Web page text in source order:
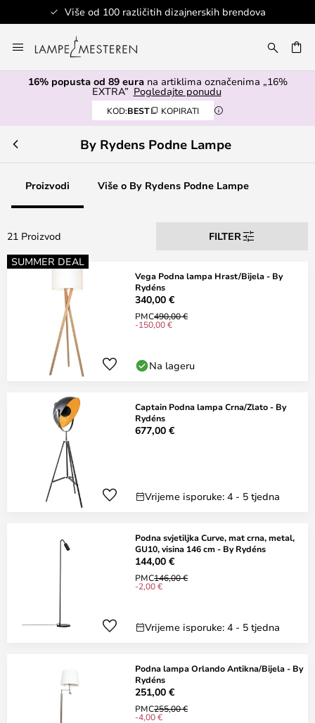
Više od 100 različitih dizajnerskih brendova
to
Content
16% popusta od 89 eurana artiklima označenima „16%
EXTRA” Pogledajte ponudu
KOD:BEST KOPIRATI
By Rydens Podne Lampe
Proizvodi Više o By Rydens Podne Lampe
21 Proizvod
FILTER
SUMMER DEAL
Vega Podna lampa Hrast/Bijela - By
Rydéns
340,00 €
PMC490,00 €
-150,00 €
Na lageru
Captain Podna lampa Crna/Zlato - By
Rydéns
677,00 €
Vrijeme isporuke: 4 - 5 tjedna
Podna svjetiljka Curve, mat crna, metal,
GU10, visina 146 cm - By Rydéns
144,00 €
PMC146,00 €
-2,00 €
Vrijeme isporuke: 4 - 5 tjedna
Podna lampa Orlando Antikna/Bijela - By
Rydéns
251,00 €
PMC255,00 €
-4,00 €